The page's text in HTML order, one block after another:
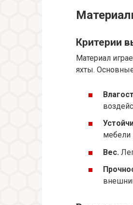
Критерии
Материал
яхты.
мебели
Вес.